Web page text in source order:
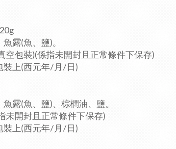
露(魚、鹽)。
空包裝)(係指未開封且正常條件下保存)
裝上(西元年/月/日)
露(魚、鹽)、棕櫚油、鹽。
未開封且正常條件下保存)
裝上(西元年/月/日)